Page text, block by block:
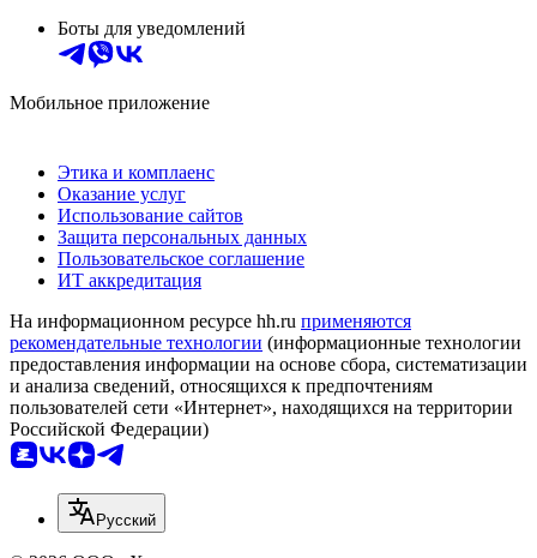
Боты для уведомлений
Мобильное приложение
Этика и комплаенс
Оказание услуг
Использование сайтов
Защита персональных данных
Пользовательское соглашение
ИТ аккредитация
На информационном ресурсе hh.ru применяются
рекомендательные технологии (информационные технологии
предоставления информации на основе сбора, систематизации
и анализа сведений, относящихся к предпочтениям
пользователей сети «Интернет», находящихся на территории
Российской Федерации)
Русский